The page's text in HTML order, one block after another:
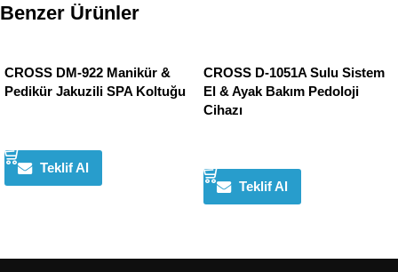
Benzer Ürünler
CROSS DM-922 Manikür &
Pedikür Jakuzili SPA Koltuğu
Teklif Al
CROSS D-1051A Sulu Sistem
El & Ayak Bakım Pedoloji
Cihazı
Teklif Al